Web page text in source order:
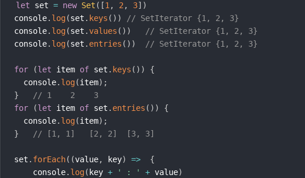
let set = new Set ( [1 , 2 , 3] )
console. log(set . keys ( ) )
// SetIterator {1, 2, 3}
console. log(set .values ( ) )
// SetIterator {1, 2, 3}
console. log(set . entries ( ) ) // SetIterator {1, 2, 3}
for (let item of set . keys ( ) )
{
  console
. log(item) ;
}
// 1	2	 3
for
(let item of set . entries ( ) )
{
  console
. log(item) ;
}
// [1, 1]	[2, 2]	[3, 3]
set . forEach( (value, key) =>
{
    console
. log( key + ' : ' + value)